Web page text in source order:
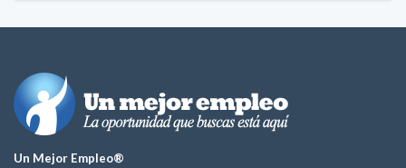
Un Mejor Empleo®